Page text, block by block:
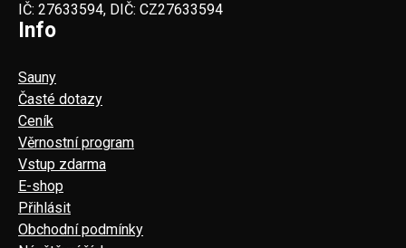
IČ: 27633594, DIČ: CZ27633594
Info
Sauny
Časté dotazy
Ceník
Věrnostní program
Vstup zdarma
E-shop
Přihlásit
Obchodní podmínky